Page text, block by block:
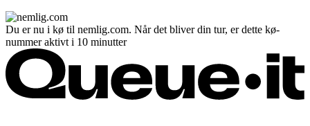
Du er nu i kø til nemlig.com. Når det bliver din tur, er dette kø-
nummer aktivt i 10 minutter